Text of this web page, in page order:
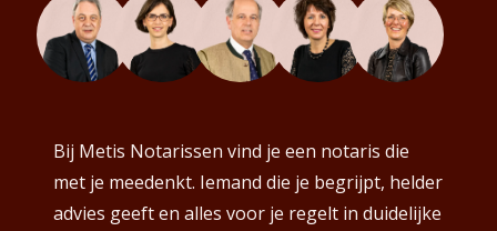
Bij Metis Notarissen vind je een notaris die
met je meedenkt. Iemand die je begrijpt, helder
advies geeft en alles voor je regelt in duidelijke